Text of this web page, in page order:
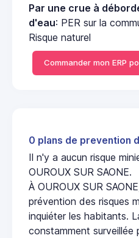
Par une crue à
d'eau: PER sur la
Risque naturel
Commander mon ERP
0 plans de prevention
Il n'y a aucun risque
OUROUX SUR SAONE.
À OUROUX SUR
prévention des risques
inquiéter les habitants.
constamment surveillée